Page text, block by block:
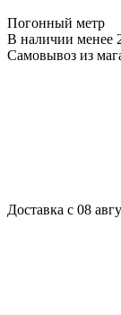
Погонный метр
В наличии менее
Самовывоз из
Доставка с 08